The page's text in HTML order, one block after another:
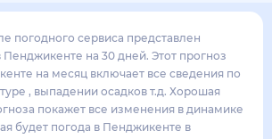
погодного сервиса представлен
на 30 дней. Этот прогноз
на месяц включает все сведения по
, выпадении осадков т.д. Хорошая
покажет все изменения в динамике
будет погода в Пенджикенте в